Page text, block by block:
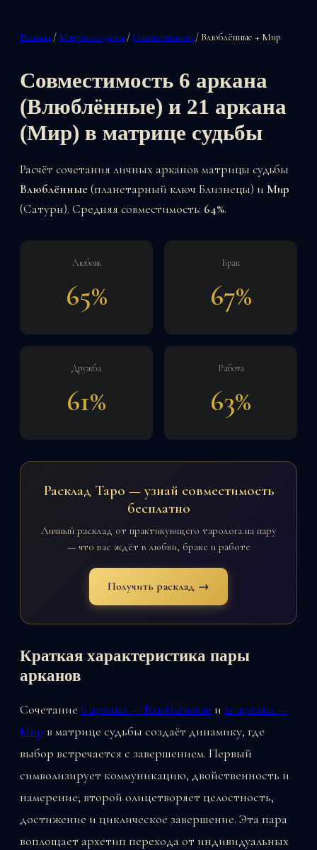
Главная / Матрица судьбы / Совместимость / Влюблённые + Мир
Совместимость 6 аркана
(Влюблённые) и 21 аркана
(Мир) в матрице судьбы
Расчёт сочетания личных арканов матрицы судьбы
Влюблённые (планетарный ключ Близнецы) и Мир
(Сатурн). Средняя совместимость: 64%.
Любовь
65%
Брак
67%
Дружба
61%
Работа
63%
Расклад Таро — узнай совместимость
бесплатно
Личный расклад от практикующего таролога на пару
— что вас ждёт в любви, браке и работе
Получить расклад →
Краткая характеристика пары
арканов
Сочетание 6 аркана — Влюблённые и 21 аркана —
Мир в матрице судьбы создаёт динамику, где
выбор встречается с завершением. Первый
символизирует коммуникацию, двойственность и
намерение; второй олицетворяет целостность,
достижение и циклическое завершение. Эта пара
воплощает архетип перехода от индивидуальных